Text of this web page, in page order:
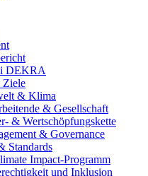
DEKRA
Ziele
& Klima
& Gesellschaft
& Wertschöpfungskette
& Governance
Standards
Impact-Programm
und Inklusion​